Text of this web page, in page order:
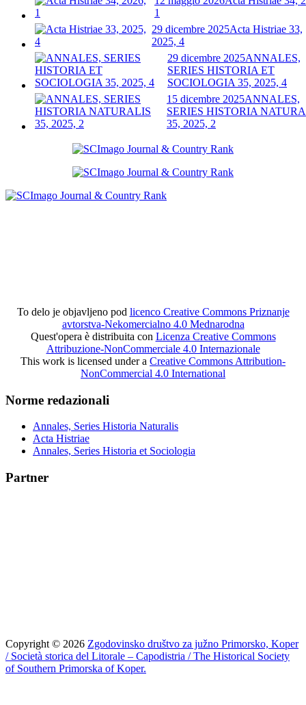
1
29 dicembre 2025Acta Histriae 33,
2025, 4
29 dicembre 2025ANNALES,
SERIES HISTORIA ET
SOCIOLOGIA 35, 2025, 4
15 dicembre 2025ANNALES,
SERIES HISTORIA
35, 2025, 2
To delo je objavljeno pod licenco Creative Commons Priznanje
avtorstva-Nekomercialno 4.0 Mednarodna
Quest'opera è distribuita con Licenza Creative Commons
Attribuzione-NonCommerciale 4.0 Internazionale
This work is licensed under a Creative Commons Attribution-
NonCommercial 4.0 International
Norme redazionali
Annales, Series Historia Naturalis
Acta Histriae
Annales, Series Historia et Sociologia
Partner
Copyright © 2026 Zgodovinsko društvo za južno Primorsko, Koper
/ Società storica del Litorale – Capodistria / The Historical Society
of Southern Primorska of Koper.